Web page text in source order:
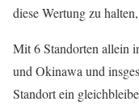
diese Wertung zu
Mit 6 Standorten allein
und Okinawa und
Standort ein